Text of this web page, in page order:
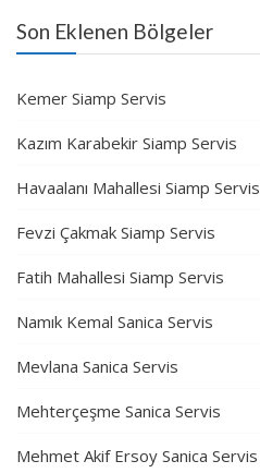
Son Eklenen Bölgeler
Kemer Siamp Servis
Kazım Karabekir Siamp Servis
Havaalanı Mahallesi Siamp Servis
Fevzi Çakmak Siamp Servis
Fatih Mahallesi Siamp Servis
Namık Kemal Sanica Servis
Mevlana Sanica Servis
Mehterçeşme Sanica Servis
Mehmet Akif Ersoy Sanica Servis